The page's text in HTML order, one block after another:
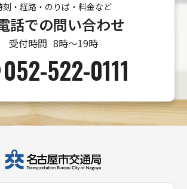
刻・経路・のりば・料金など
話での問い合わせ
受付時間 8時〜19時
052-522-0111